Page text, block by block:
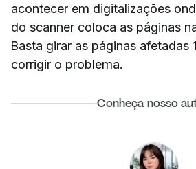
acontecer em digitalizações
do scanner coloca as páginas
Basta girar as páginas afetadas
corrigir o problema.
Conheça nosso